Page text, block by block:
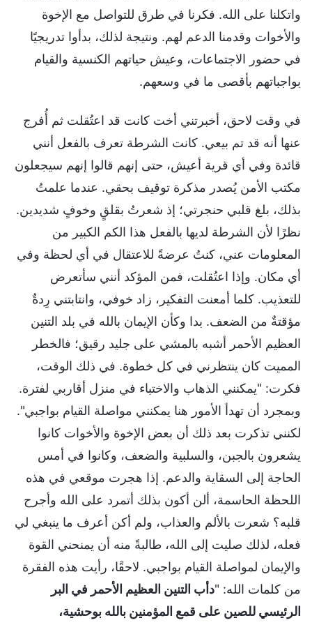
واتكلنا على الله. فكرنا في طرق للتواصل مع الإخوة
والأخوات وقدمنا الدعم لهم. ونتيجة لذلك، بدأوا تدريجيًا
في حضور الاجتماعات، وعيش حياتهم الكنسية والقيام
بواجباتهم بأقصى ما في وسعهم.
في وقت لاحق، أخبرتني أخت كانت قد اعتُقلت ثم أُفرج
عنها أنه قد تم بيعي. كانت الشرطة تعرف بالفعل أنني
قائدة وفي أي قرية أعيش، حتى إنهم قالوا إنهم سيجعلون
مكتب الأمن يُصدر مذكرة توقيف بحقي. عندما علمتُ
بذلك، بلغ قلبي حنجرتي؛ إذ شعرتُ بقلقٍ وخوفٍ شديدين.
نظرًا لأن الشرطة لديها بالفعل هذا الكم الكبير من
المعلومات عني، كنتُ عرضةً للاعتقال في أي لحظة وفي
أي مكان. وإذا اعتُقلت، فمن المؤكد أنني سأتعرض
للتعذيب. كلما أمعنت التفكير، زاد خوفي، وانتابتني رِدةٌ
مؤقتةٌ من الضعف. بدا وكأن الإيمان بالله في بلد التنين
العظيم الأحمر أشبه بالمشي على جليد رقيق؛ فالخطر
المميت كان ينتظرني في كل خطوة. في ذلك الوقت،
فكرت: "يمكنني الذهاب والاختباء في منزل أقاربي لفترة.
وبمجرد أن تهدأ الأمور هنا يمكنني مواصلة القيام بواجبي".
لكنني تذكرت بعد ذلك أن بعض الإخوة والأخوات كانوا
يشعرون بالجبن، والسلبية والضعف، وكانوا في أمس
الحاجة إلى السقاية والدعم. إذا هجرت موقعي في هذه
اللحظة الحاسمة، ألن أكون بذلك أتمرد على الله وأجرح
قلبه؟ شعرت بالألم والعذاب، ولم أكن أعرف ما ينبغي لي
فعله، لذلك صليت إلى الله، طالبةً منه أن يمنحني القوة
والإيمان لمواصلة القيام بواجبي. لاحقًا، رأيت هذه الفقرة
من كلمات الله: "دأب التنين العظيم الأحمر في البر
الرئيسي للصين على قمع المؤمنين بالله بوحشية،